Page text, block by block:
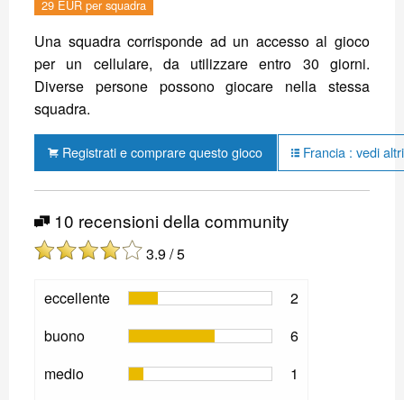
29 EUR per squadra
Una squadra corrisponde ad un accesso al gioco
per un cellulare, da utilizzare entro 30 giorni.
Diverse persone possono giocare nella stessa
squadra.
Registrati e comprare questo gioco Francia : vedi
10 recensioni della community
3.9 / 5
eccellente
2
buono
6
medio
1